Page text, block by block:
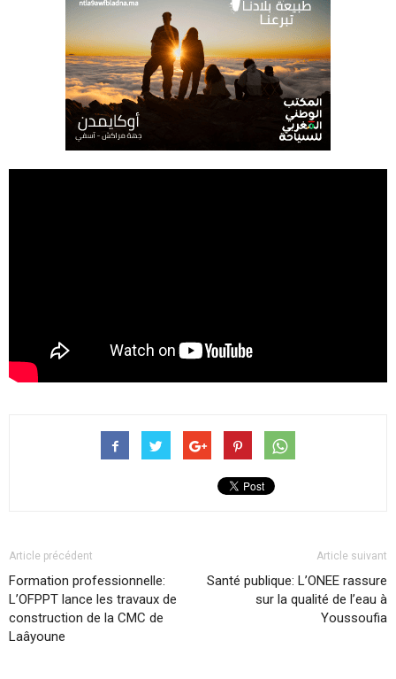
Article précédent
Formation professionnelle:
L’OFPPT lance les travaux de
construction de la CMC de
Laâyoune
Article suivant
Santé publique: L’ONEE rassure
sur la qualité de l’eau à
Youssoufia